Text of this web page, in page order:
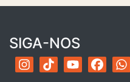
SIGA-NOS